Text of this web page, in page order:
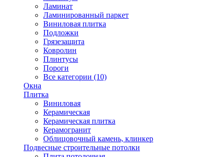
Ламинат
Ламинированный паркет
Виниловая плитка
Подложки
Грязезащита
Ковролин
Плинтусы
Пороги
Все категории (10)
Окна
Плитка
Виниловая
Керамическая
Керамическая плитка
Керамогранит
Облицовочный камень, клинкер
Подвесные строительные потолки